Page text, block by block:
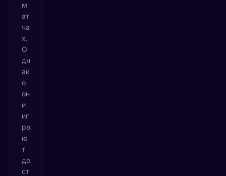
м
ат
ча
х.
О
дн
ак
о
он
и
иг
ра
ю
т
до
ст